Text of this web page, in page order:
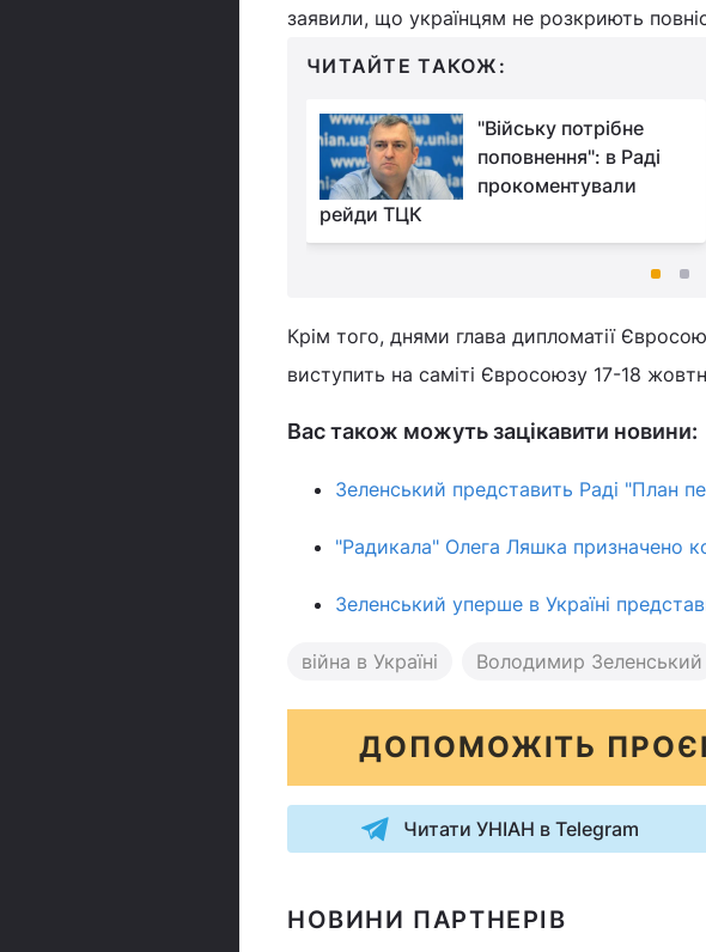
заявили, що українцям не розкриють
ЧИТАЙТЕ ТАКОЖ:
"Війську потрібне
поповнення": в Раді
прокоментували
рейди ТЦК
Крім того, днями глава дипломатії
виступить на саміті Євросоюзу 17-18
Вас також можуть зацікавити новини:
Зеленський представить Раді "План
"Радикала" Олега Ляшка призначено
Зеленський уперше в Україні
війна в Україні Володимир Зеленський
ДОПОМОЖІТЬ
Читати УНІАН в Telegram
НОВИНИ ПАРТНЕРІВ